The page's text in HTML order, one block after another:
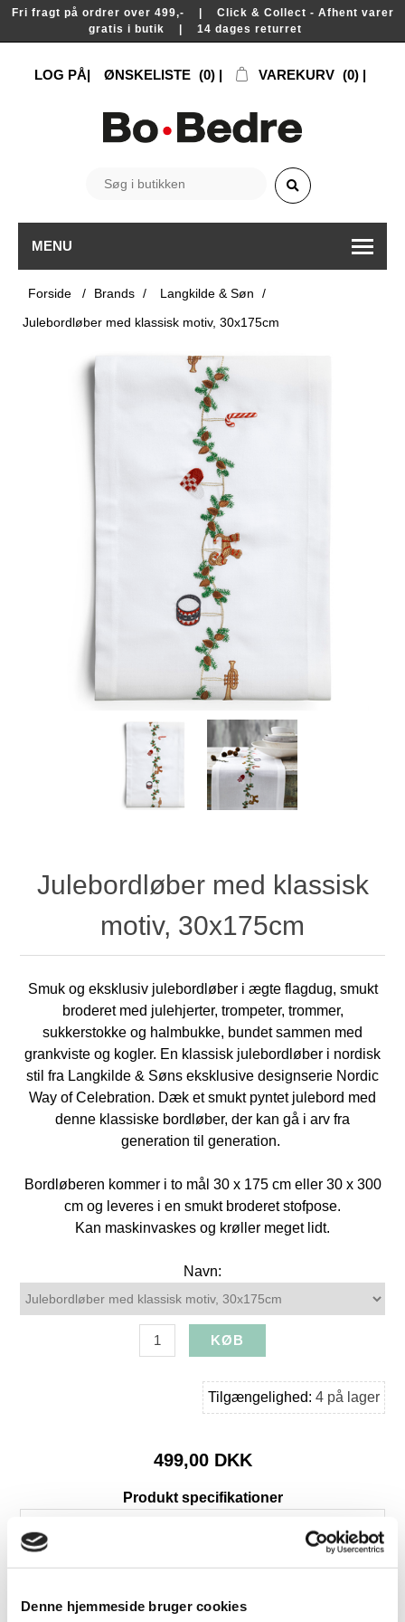
Denne hjemmeside bruger cookies
Fri fragt på ordrer over 499,- | Click & Collect - Afhent varer
gratis i butik | 14 dages returret
LOG PÅ ØNSKELISTE (0) VAREKURV (0)
MENU
Forside / Brands / Langkilde & Søn
/
Julebordløber med klassisk motiv, 30x175cm
Julebordløber med klassisk
motiv, 30x175cm
Smuk og eksklusiv julebordløber i ægte flagdug, smukt
broderet med julehjerter, trompeter, trommer,
sukkerstokke og halmbukke, bundet sammen med
grankviste og kogler. En klassisk julebordløber i nordisk
stil fra Langkilde & Søns eksklusive designserie Nordic
Way of Celebration. Dæk et smukt pyntet julebord med
denne klassiske bordløber, der kan gå i arv fra
generation til generation.
Bordløberen kommer i to mål 30 x 175 cm eller 30 x 300
cm og leveres i en smukt broderet stofpose.
Kan maskinvaskes og krøller meget lidt.
Navn:
Tilgængelighed: 4 på lager
499,00 DKK
Produkt specifikationer
Bredde:30